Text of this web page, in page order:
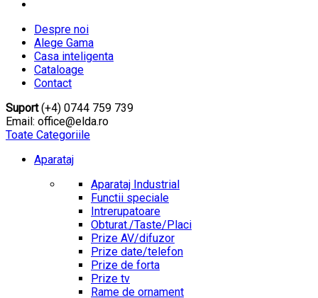
Despre noi
Alege Gama
Casa inteligenta
Cataloage
Contact
Suport(+4) 0744 759 739
Email: office@elda.ro
Toate Categoriile
Aparataj
Aparataj Industrial
Functii speciale
Intrerupatoare
Obturat./Taste/Placi
Prize AV/difuzor
Prize date/telefon
Prize de forta
Prize tv
Rame de ornament